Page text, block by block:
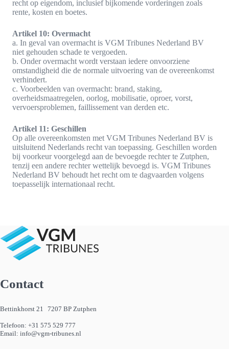
recht op eigendom, inclusief bijkomende vorderingen zoals
rente, kosten en boetes.
Artikel 10: Overmacht
a. In geval van overmacht is VGM Tribunes Nederland BV
niet gehouden schade te vergoeden.
b. Onder overmacht wordt verstaan iedere onvoorziene
omstandigheid die de normale uitvoering van de overeenkomst
verhindert.
c. Voorbeelden van overmacht: brand, staking,
overheidsmaatregelen, oorlog, mobilisatie, oproer, vorst,
vervoersproblemen, faillissement van derden etc.
Artikel 11: Geschillen
Op alle overeenkomsten met VGM Tribunes Nederland BV is
uitsluitend Nederlands recht van toepassing. Geschillen worden
bij voorkeur voorgelegd aan de bevoegde rechter te Zutphen,
tenzij een andere rechter wettelijk bevoegd is. VGM Tribunes
Nederland BV behoudt het recht om te dagvaarden volgens
toepasselijk internationaal recht.
Contact
Bettinkhorst 21 7207 BP Zutphen
Telefoon: +31 575 529 777
Email: info@vgm-tribunes.nl